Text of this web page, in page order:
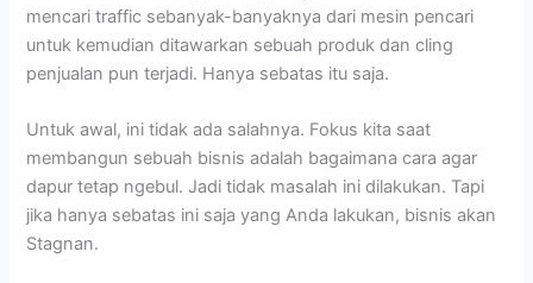
mencari traffic sebanyak-banyaknya dari mesin pencari
untuk kemudian ditawarkan sebuah produk dan cling
penjualan pun terjadi. Hanya sebatas itu saja.
Untuk awal, ini tidak ada salahnya. Fokus kita saat
membangun sebuah bisnis adalah bagaimana cara agar
dapur tetap ngebul. Jadi tidak masalah ini dilakukan. Tapi
jika hanya sebatas ini saja yang Anda lakukan, bisnis akan
Stagnan.